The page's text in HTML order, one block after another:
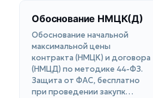
Обоснование НМЦК(Д)
Обоснование начальной
максимальной цены
контракта (НМЦК) и договора
(НМЦД) по методике 44-ФЗ.
Защита от ФАС, бесплатно
при проведении закупк…